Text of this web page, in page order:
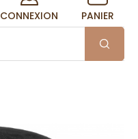
CONNEXION PANIER